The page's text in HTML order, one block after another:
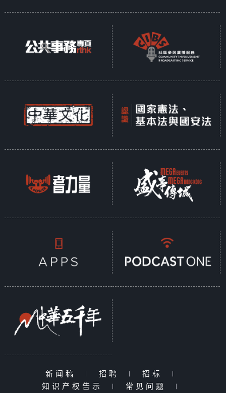
新闻稿 | 招聘 | 招标
|
知识产权告示
| 常见问题 |